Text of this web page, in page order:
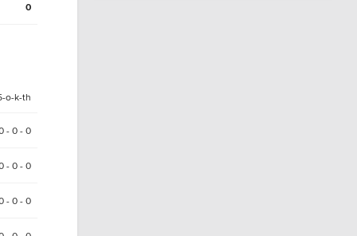
0
o-k-th
- 0 - 0
- 0 - 0
- 0 - 0